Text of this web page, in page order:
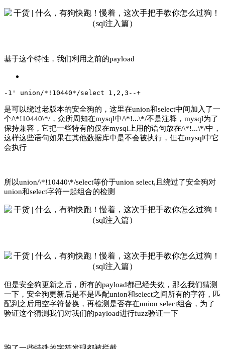
基于这个特性，我们利用之前的payload
-1' union/*!10440*/select 1,2,3--+
是可以绕过老版本的安全狗的，这里在union和select中间加入了一
个/\*!10440\*/，众所周知在mysql中/\*!...\*/不是注释，mysql为了
保持兼容，它把一些特有的仅在mysql上用的语句放在/\*!...\*/中，
这样这些语句如果在其他数据库中是不会被执行，但在mysql中它
会执行
所以union/\*!10440\*/select等价于union select,且绕过了安全狗对
union和select字符一起组合的检测
但是安全狗更新之后，所有的payload都已经失效，那么我们猜测
一下，安全狗更新后是不是匹配union和select之间所有的字符，匹
配到之后用空字符替换，再检测是否存在union select组合，为了
验证这个猜测我们对我们的payload进行fuzz验证一下